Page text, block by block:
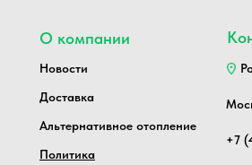
О компании
Новости
+7
Политика
Альтернативное отопление
Доставка